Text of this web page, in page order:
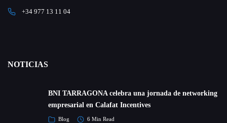
+34 977 13 11 04
NOTICIAS
BNI TARRAGONA celebra una jornada de networking
empresarial en Calafat Incentives
Blog 6 Min Read